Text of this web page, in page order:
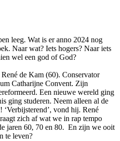
leeg. Wat is er anno 2024 nog
Naar wat? Iets hogers? Naar iets
wel een god of God?
de Kam (60). Conservator
Catharijne Convent. Zijn
Een nieuwe wereld ging
ging studeren. Neem alleen al de
vond hij. René
zich af wat we in rap tempo
jaren 60, 70 en 80. En zijn we ooit
te leven?